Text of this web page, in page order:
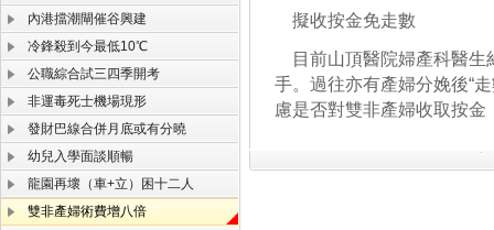
內港擋潮閘催谷興建
冷鋒殺到今最低10℃
公職綜合試三四季開考
非運毒死士機場現形
發財巴線合併月底或有分曉
幼兒入學面談順暢
龍園再壞（車+立）困十二人
雙非產婦術費增八倍
擬收按金免走數
目前山頂醫院婦產科醫生
手。過往亦有產婦分娩後“
慮是否對雙非產婦收取按